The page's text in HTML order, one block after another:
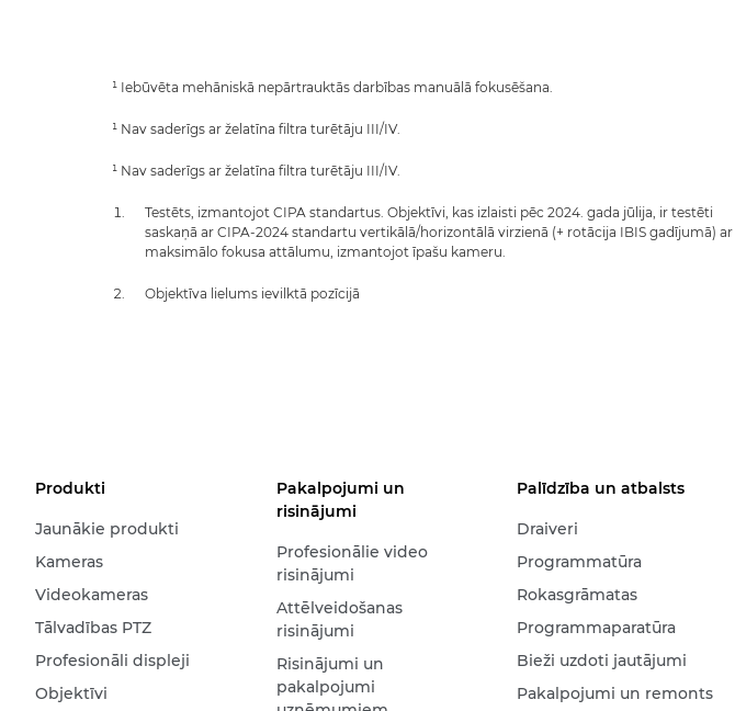
¹ Iebūvēta mehāniskā nepārtrauktās darbības manuālā fokusēšana.
¹ Nav saderīgs ar želatīna filtra turētāju III/IV.
¹ Nav saderīgs ar želatīna filtra turētāju III/IV.
Testēts, izmantojot CIPA standartus. Objektīvi, kas izlaisti pēc 2024. gada jūlija, ir testēti
saskaņā ar CIPA-2024 standartu vertikālā/horizontālā virzienā (+ rotācija IBIS gadījumā) ar
maksimālo fokusa attālumu, izmantojot īpašu kameru.
Objektīva lielums ievilktā pozīcijā
Produkti
Jaunākie produkti
Kameras
Videokameras
Tālvadības PTZ
Profesionāli displeji
Objektīvi
Pakalpojumi un
risinājumi
Profesionālie video
risinājumi
Attēlveidošanas
risinājumi
Risinājumi un
pakalpojumi
Palīdzība un atbalsts
Draiveri
Programmatūra
Rokasgrāmatas
Programmaparatūra
Bieži uzdoti jautājumi
Pakalpojumi un remonts